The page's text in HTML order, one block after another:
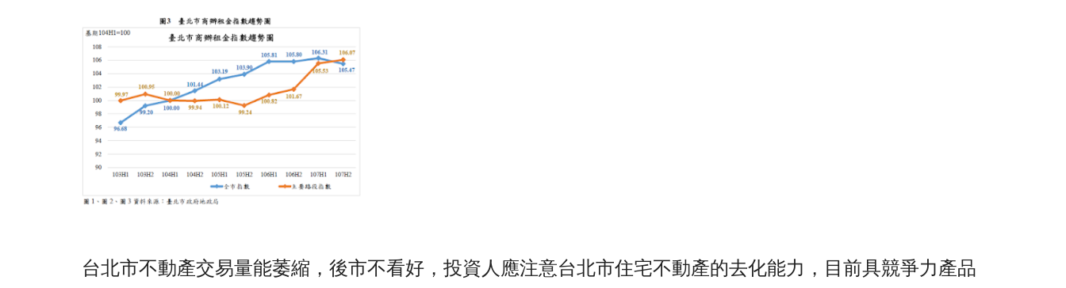
台北市不動產交易量能萎縮，後市不看好，投資人應注意台北市住宅不動產的去化能力，目前具競爭力產品